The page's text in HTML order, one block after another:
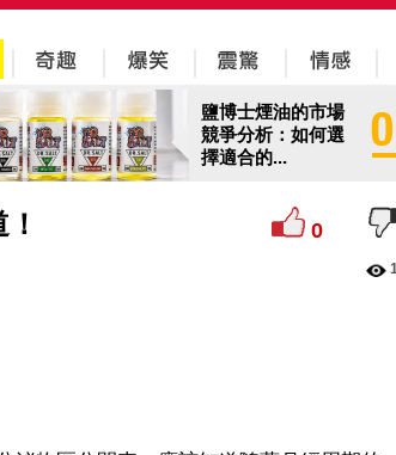
鹽博士煙油的市場
競爭分析：如何選
擇適合的...
0